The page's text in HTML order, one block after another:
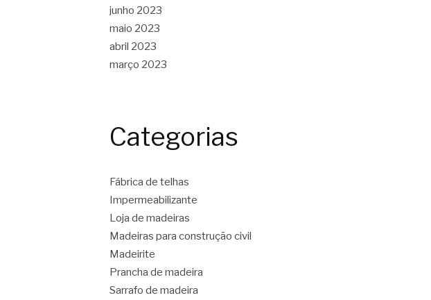
junho 2023
maio 2023
abril 2023
março 2023
Categorias
Fábrica de telhas
Impermeabilizante
Loja de madeiras
Madeiras para construção civil
Madeirite
Prancha de madeira
Sarrafo de madeira